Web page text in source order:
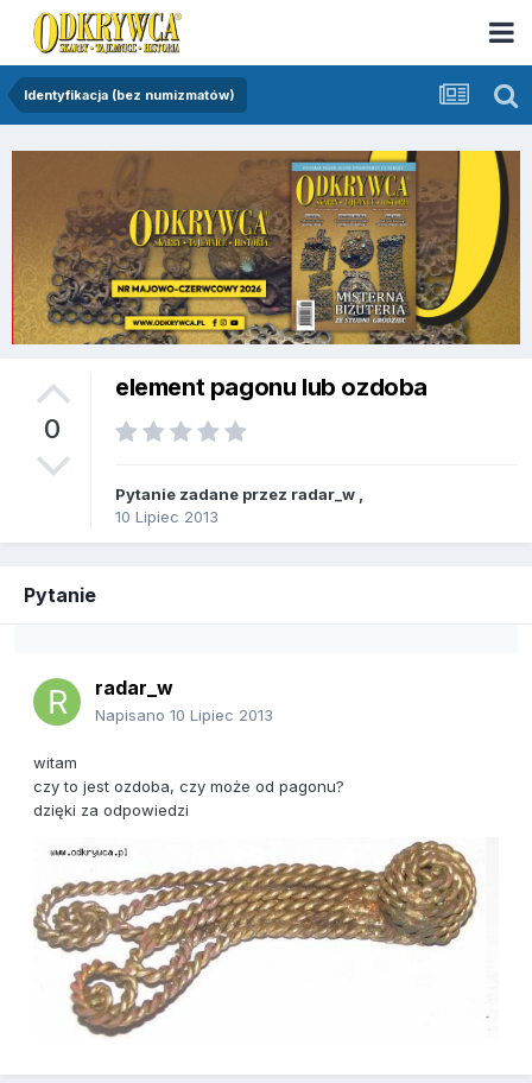
Identyfikacja (bez numizmatów)
0
element pagonu lub ozdoba
Pytanie zadane przez radar_w
10 Lipiec 2013
Pytanie
radar_w
Napisano 10 Lipiec 2013
witam
czy to jest ozdoba, czy może od pagonu?
dzięki za odpowiedzi